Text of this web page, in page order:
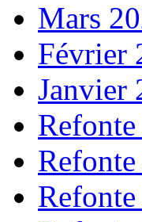
Mars
Février
Janvier